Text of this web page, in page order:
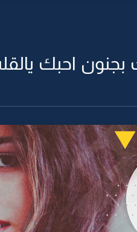
يالقلب الحنون -